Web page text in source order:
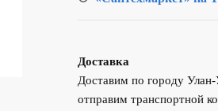
Доставка
Доставим по городу
отправим транспортной